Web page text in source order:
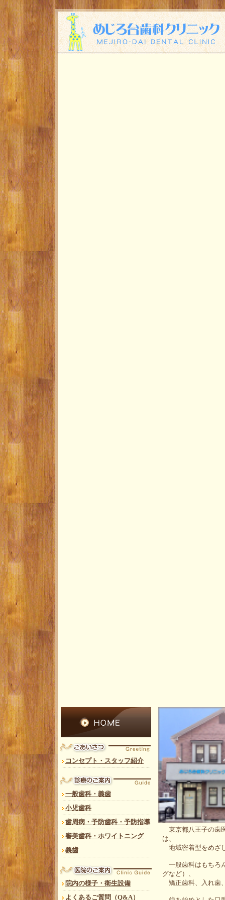
コンセプト・スタッフ紹介
一般歯科・義歯
小児歯科
歯周病・予防歯科・予防指導
審美歯科・ホワイトニング
義歯
院内の様子・衛生設備
よくあるご質問（Q&A）
東京都八王子の歯
は、
地域密着型をめざ
一般歯科はもちろ
グなど）、
矯正歯科、入れ歯